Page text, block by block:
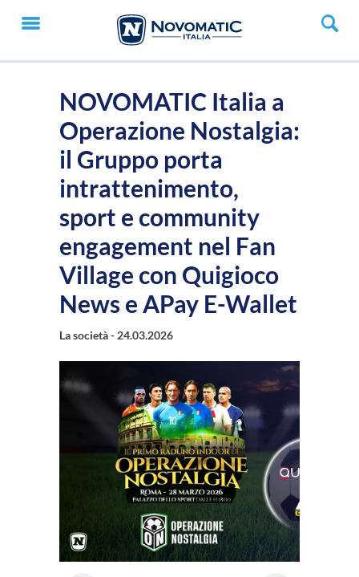
NOVOMATIC Italia a
Operazione Nostalgia:
il Gruppo porta
intrattenimento,
sport e community
engagement nel Fan
Village con Quigioco
News e APay E-Wallet
La società - 24.03.2026